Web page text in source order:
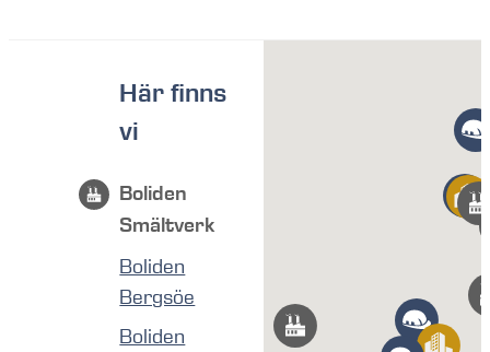
Här finns
vi
Boliden
Smältverk
Boliden
Bergsöe
Boliden